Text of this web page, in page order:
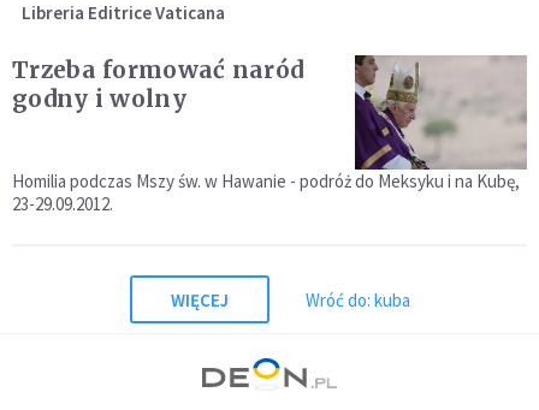
Libreria Editrice Vaticana
Trzeba formować naród
godny i wolny
Homilia podczas Mszy św. w Hawanie - podróż do Meksyku i na Kubę,
23-29.09.2012.
WIĘCEJ Wróć do: kuba